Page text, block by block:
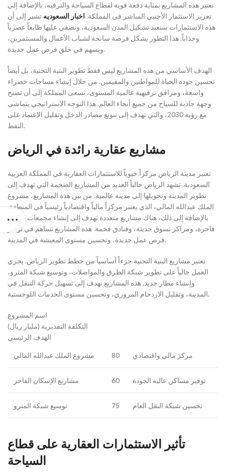
تعتبر هذه المشاريع بمثابة دفعة قوية لقطاع السياحة والترفيه، بالإضافة إلى
تعزيز الاستثمار الأجنبي المباشر في المملكة. اخبار السعوديه تشير إلى أن
هذه الاستثمارات ستعيد تشكيل المدن السعودية، وتضفي عليها طابعاً عصرياً
وجذاباً. هذا التطور يشكل فرصة سانحة لشباب الأعمال والمستثمرين،
ويسهم في خلق فرص عمل جديدة.
الهدف الأساسي من هذه المشاريع ليس فقط تطوير البنية التحتية، بل أيضاً
تحسين جودة الحياة للمواطنين والمقيمين. من خلال إنشاء مساحات خضراء
واسعة، ومرافق ترفيهية عالمية المستوى، تسعى المملكة إلى أن تصبح
وجهة جاذبة للسياح من جميع أنحاء العالم. هذا التوجه الاستراتيجي يتماشى
مع رؤية 2030، والتي تهدف إلى تنويع مصادر الدخل وتقليل الاعتماد على
النفط.
مشاريع عقارية رائدة في الرياض
تعتبر مدينة الرياض مركزاً حيوياً للاستثمارات العقارية في المملكة العربية
السعودية. تشهد الرياض حالياً العديد من المشاريع الضخمة التي تهدف إلى
تطوير المدينة وتحويلها إلى مدينة عالمية. من بين هذه المشاريع، مشروع
الملك عبدالله المالي، الذي يعتبر مركزاً مالياً واقتصادياً رئيسياً في المنطقة.
بالإضافة إلى ذلك، هناك مشاريع متعددة تهدف إلى إنشاء مجمعات سكنية
فاخرة، ومراكز تسوق حديثة، وفنادق فخمة. هذه المشاريع تساهم في توفير
فرص عمل جديدة، وتحسين مستوى المعيشة في المدينة.
تعتبر مشاريع البنية التحتية جزءاً أساسياً من خطط تطوير الرياض. يجري
العمل حالياً على تطوير شبكة الطرق والمواصلات، وتوسيع شبكة المترو،
وإنشاء مطار جديد. هذه المشاريع تهدف إلى تسهيل حركة التنقل في
المدينة، وتقليل الازدحام المروري، وتحسين مستوى الخدمات اللوجستية.
اسم المشروع
التكلفة التقديرية (مليار ريال)
الهدف الرئيسي
مشروع الملك عبدالله المالي 80 مركز مالي واقتصادي
مشاريع الإسكان الفاخر 60 توفير مساكن عالية الجودة
توسيع شبكة المترو 75 تحسين شبكة النقل العام
تأثير الاستثمارات العقارية على قطاع
السياحة